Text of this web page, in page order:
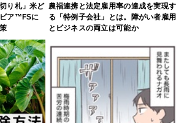
り札」米ど
ア™FSに
農福連携と法定雇用率の達成を実現す
る「特例子会社」とは。障がい者雇用
とビジネスの両立は可能か